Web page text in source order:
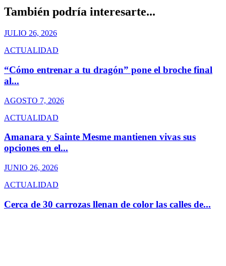
También podría interesarte...
JULIO 26, 2026
ACTUALIDAD
“Cómo entrenar a tu dragón” pone el broche final
al...
AGOSTO 7, 2026
ACTUALIDAD
Amanara y Sainte Mesme mantienen vivas sus
opciones en el...
JUNIO 26, 2026
ACTUALIDAD
Cerca de 30 carrozas llenan de color las calles de...